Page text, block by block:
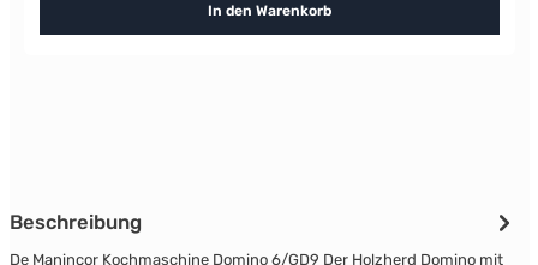
In den Warenkorb
Beschreibung
De Manincor Kochmaschine Domino 6/GD9 Der Holzherd Domino mit